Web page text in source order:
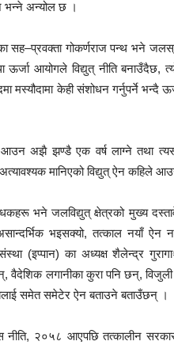
भन्ने अन्योल छ ।
सह–प्रवक्ता गोकर्णराज पन्थ भने
ऊर्जा आयोगले विद्युत् नीति
मस्यौदामा केही संशोधन गर्नुपर्ने
अझै झण्डै एक वर्ष लाग्ने तथा
मानिएको विद्युत् ऐन कहिले
भने जलविद्युत् क्षेत्रको मुख्य
भइसक्यो, तत्काल नयाँ ऐन
(इप्पान) का अध्यक्ष शैलेन्द्र
वैदेशिक लगानीका कुरा पनि छन्,
समेत समेटेर ऐन बताउने बताउँछन् ।
नीति, २०५८ आएपछि तत्कालीन